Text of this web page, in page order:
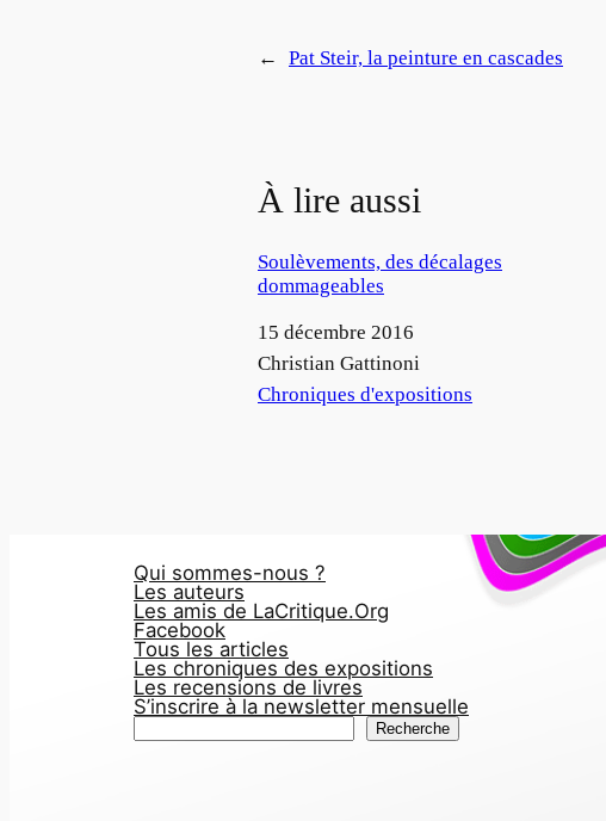
← Pat Steir, la peinture en cascades
À lire aussi
Soulèvements, des décalages
dommageables
Date
15 décembre 2016
Auteur
Christian Gattinoni
Par rapport à
Chroniques d'expositions
Qui sommes-nous ?
Les auteurs
Les amis de LaCritique.Org
Facebook
Tous les articles
Les chroniques des expositions
Les recensions de livres
S’inscrire à la newsletter mensuelle
Recherche